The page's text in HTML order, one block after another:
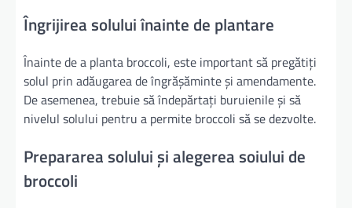
Îngrijirea solului înainte de plantare
Înainte de a planta broccoli, este important să pregătiți
solul prin adăugarea de îngrășăminte și amendamente.
De asemenea, trebuie să îndepărtați buruienile și să
nivelul solului pentru a permite broccoli să se dezvolte.
Prepararea solului și alegerea soiului de
broccoli